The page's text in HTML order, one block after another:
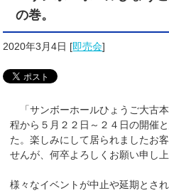
の巻。
2020年3月4日 [即売会]
「サンボーホールひょうご大古
程から５月２２日～２４日の開催
た。楽しみにして居られましたお
せんが、何卒よろしくお願い申し上
様々なイベントが中止や延期とさ